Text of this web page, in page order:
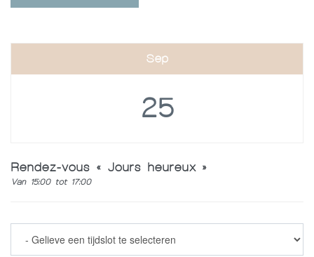
Sep
25
Rendez-vous « Jours heureux »
Van 15:00 tot 17:00